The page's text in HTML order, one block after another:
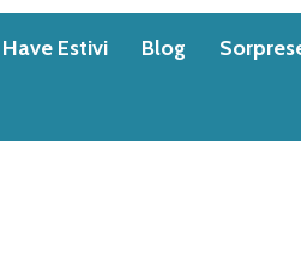
Estivi Blog